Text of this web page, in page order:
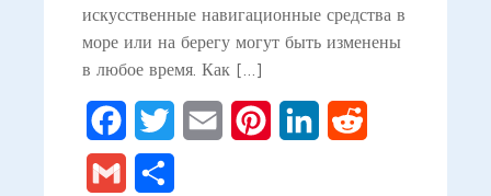
искусственные навигационные средства в
море или на берегу могут быть изменены
в любое время. Как […]
FacebookTwitter Email PinterestLinkedIn
Gmail